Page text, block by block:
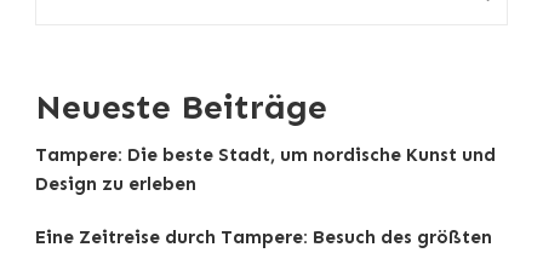
Neueste Beiträge
Tampere: Die beste Stadt, um nordische Kunst und
Design zu erleben
Eine Zeitreise durch Tampere: Besuch des größten